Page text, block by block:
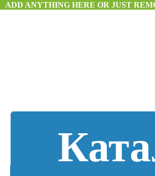
ADD ANYTHING HERE OR JUST